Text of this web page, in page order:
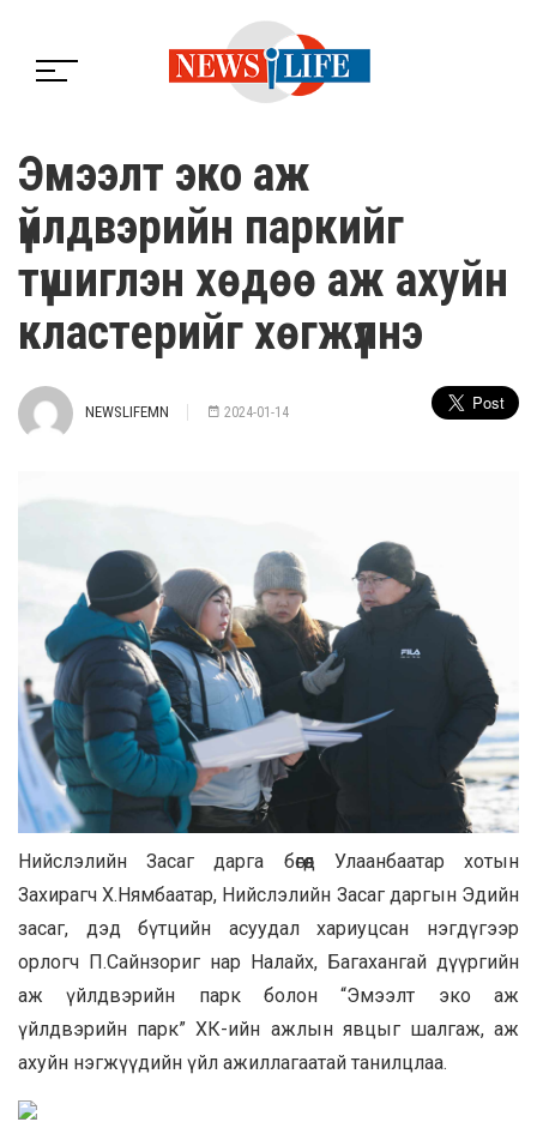
Эмээлт эко аж
үйлдвэрийн паркийг
түшиглэн хөдөө аж ахуйн
кластерийг хөгжүүлнэ
NEWSLIFEMN 2024-01-14
Нийслэлийн Засаг дарга бөгөөд Улаанбаатар хотын
Захирагч Х.Нямбаатар, Нийслэлийн Засаг даргын Эдийн
засаг, дэд бүтцийн асуудал хариуцсан нэгдүгээр
орлогч П.Сайнзориг нар Налайх, Багахангай дүүргийн
аж үйлдвэрийн парк болон “Эмээлт эко аж
үйлдвэрийн парк” ХК-ийн ажлын явцыг шалгаж, аж
ахуйн нэгжүүдийн үйл ажиллагаатай танилцлаа.